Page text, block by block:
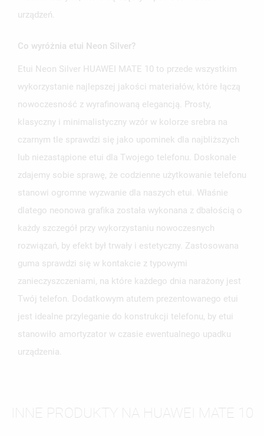
urządzeń.
Co wyróżnia etui Neon Silver?
Etui Neon Silver HUAWEI MATE 10 to przede wszystkim
wykorzystanie najlepszej jakości materiałów, które łączą
nowoczesność z wyrafinowaną elegancją. Prosty,
klasyczny i minimalistyczny wzór w kolorze srebra na
czarnym tle sprawdzi się jako upominek dla najbliższych
lub niezastąpione etui dla Twojego telefonu. Doskonale
zdajemy sobie sprawę, że codzienne użytkowanie telefonu
stanowi ogromne wyzwanie dla naszych etui. Właśnie
dlatego neonowa grafika została wykonana z dbałością o
każdy szczegół przy wykorzystaniu nowoczesnych
rozwiązań, by efekt był trwały i estetyczny. Zastosowana
guma sprawdzi się w kontakcie z typowymi
zanieczyszczeniami, na które każdego dnia narażony jest
Twój telefon. Dodatkowym atutem prezentowanego etui
jest idealne przyleganie do konstrukcji telefonu, by etui
stanowiło amortyzator w czasie ewentualnego upadku
urządzenia.
INNE PRODUKTY NA HUAWEI MATE 10